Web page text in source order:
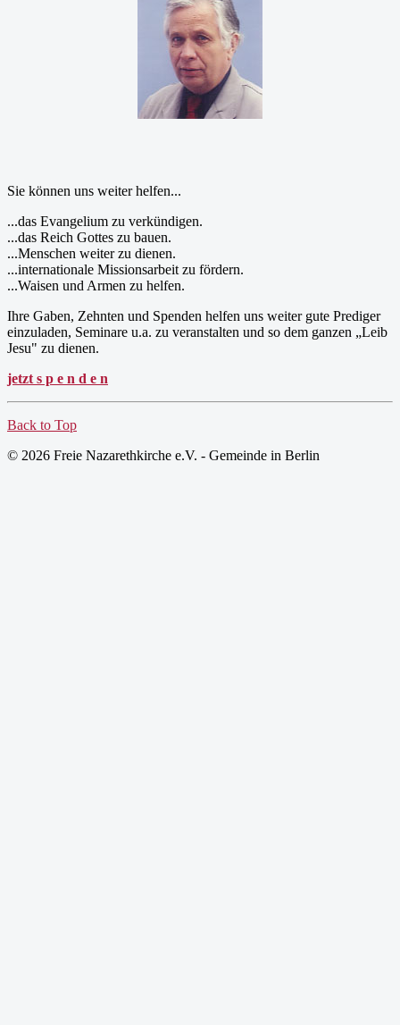
Sie können uns weiter helfen...
...das Evangelium zu verkündigen.
...das Reich Gottes zu bauen.
...Menschen weiter zu dienen.
...internationale Missionsarbeit zu fördern.
...Waisen und Armen zu helfen.
Ihre Gaben, Zehnten und Spenden helfen uns weiter gute Prediger
einzuladen, Seminare u.a. zu veranstalten und so dem ganzen „Leib
Jesu" zu dienen.
jetzt s p e n d e n
Back to Top
© 2026 Freie Nazarethkirche e.V. - Gemeinde in Berlin